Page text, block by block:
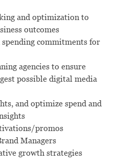
and optimization to
outcomes
commitments for
agencies to ensure
possible digital media
and optimize spend and
promos
Managers
growth strategies